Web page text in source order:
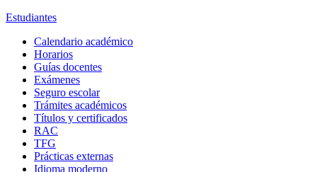
Estudiantes
Calendario académico
Horarios
Guías docentes
Exámenes
Seguro escolar
Trámites académicos
Títulos y certificados
RAC
TFG
Prácticas externas
Idioma moderno